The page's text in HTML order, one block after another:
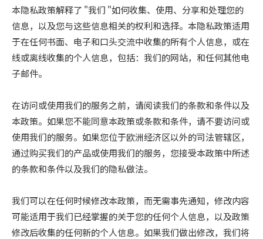
本隐私政策解释了 "我们 "如何收集、使用、分享和处理您的
信息，以及您与这些信息相关的权利和选择。本隐私政策适用
于在任何书面、电子和口头交流中收集的所有个人信息，或在
线或离线收集的个人信息，包括：我们的网站，和任何其他电
子邮件。
在访问或使用我们的服务之前，请阅读我们的条款和条件以及
本政策。如果您不能同意本政策或条款和条件，请不要访问或
使用我们的服务。如果您位于欧洲经济区以外的司法管辖区，
通过购买我们的产品或使用我们的服务，您接受本政策中所述
的条款和条件以及我们的隐私做法。
我们可以在任何时候修改本政策，而无需事先通知，修改内容
可能适用于我们已经掌握的关于您的任何个人信息，以及政策
修改后收集的任何新的个人信息。如果我们做出修改，我们将